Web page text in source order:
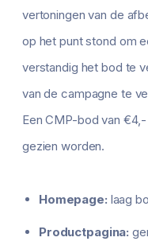
vertoningen van de
op het punt stond om
verstandig het bod te
van de campagne te
Een CMP-bod van
gezien worden.
Homepage: laag
Productpagina: